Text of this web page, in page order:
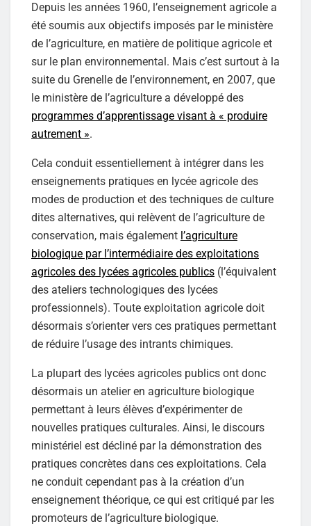
Depuis les années 1960, l’enseignement agricole a
été soumis aux objectifs imposés par le ministère
de l’agriculture, en matière de politique agricole et
sur le plan environnemental. Mais c’est surtout à la
suite du Grenelle de l’environnement, en 2007, que
le ministère de l’agriculture a développé des
programmes d’apprentissage visant à « produire
autrement ».
Cela conduit essentiellement à intégrer dans les
enseignements pratiques en lycée agricole des
modes de production et des techniques de culture
dites alternatives, qui relèvent de l’agriculture de
conservation, mais également l’agriculture
biologique par l’intermédiaire des exploitations
agricoles des lycées agricoles publics (l’équivalent
des ateliers technologiques des lycées
professionnels). Toute exploitation agricole doit
désormais s’orienter vers ces pratiques permettant
de réduire l’usage des intrants chimiques.
La plupart des lycées agricoles publics ont donc
désormais un atelier en agriculture biologique
permettant à leurs élèves d’expérimenter de
nouvelles pratiques culturales. Ainsi, le discours
ministériel est décliné par la démonstration des
pratiques concrètes dans ces exploitations. Cela
ne conduit cependant pas à la création d’un
enseignement théorique, ce qui est critiqué par les
promoteurs de l’agriculture biologique.